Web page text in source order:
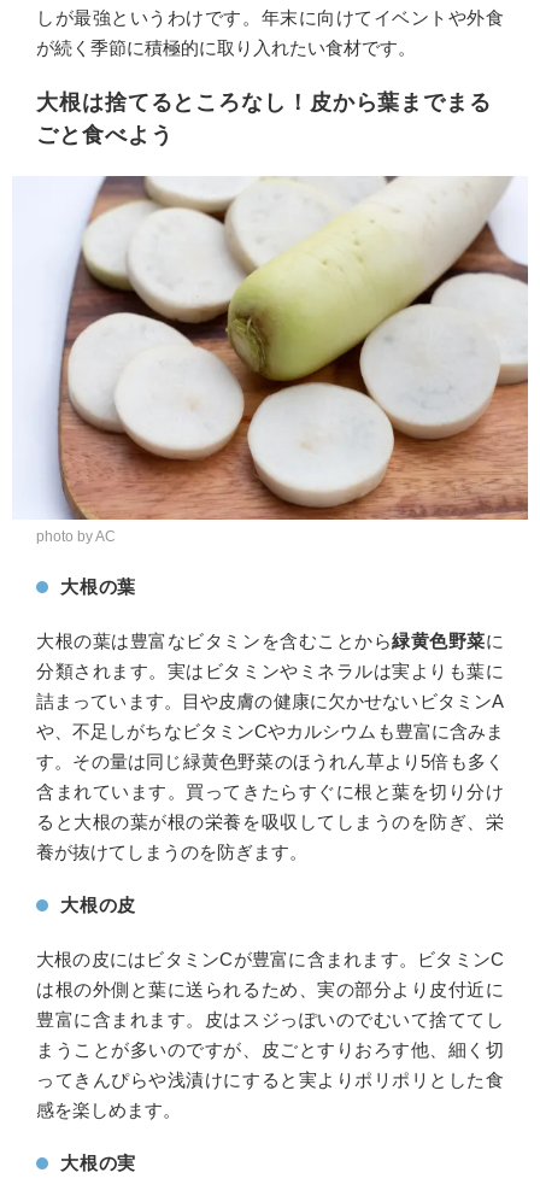
しが最強というわけです。年末に向けてイベントや外食
が続く季節に積極的に取り入れたい食材です。
大根は捨てるところなし！皮から葉までまる
ごと食べよう
photo by AC
大根の葉
大根の葉は豊富なビタミンを含むことから緑黄色野菜に
分類されます。実はビタミンやミネラルは実よりも葉に
詰まっています。目や皮膚の健康に欠かせないビタミンA
や、不足しがちなビタミンCやカルシウムも豊富に含みま
す。その量は同じ緑黄色野菜のほうれん草より5倍も多く
含まれています。買ってきたらすぐに根と葉を切り分け
ると大根の葉が根の栄養を吸収してしまうのを防ぎ、栄
養が抜けてしまうのを防ぎます。
大根の皮
大根の皮にはビタミンCが豊富に含まれます。ビタミンC
は根の外側と葉に送られるため、実の部分より皮付近に
豊富に含まれます。皮はスジっぽいのでむいて捨ててし
まうことが多いのですが、皮ごとすりおろす他、細く切
ってきんぴらや浅漬けにすると実よりポリポリとした食
感を楽しめます。
大根の実